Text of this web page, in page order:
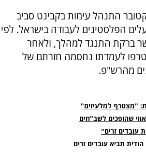
לאחר 7 באוקטובר התנהל עימות בקבינט סביב
הפלסטינים לעבודה בישראל. לפי
ברקת התנגד למהלך, ולאחר
לעמדתו נחסמה חזרתם של
מהרש"פ.
"מצטרף למלעיזים"
שהופכים לשב"חים
עובדים זרים"
תביא עובדים זרים